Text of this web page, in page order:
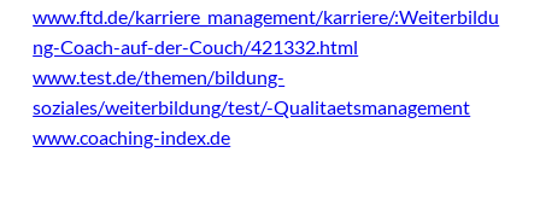
www.ftd.de/karriere_management/karriere/:Weiterbildu
ng-Coach-auf-der-Couch/421332.html
www.test.de/themen/bildung-
soziales/weiterbildung/test/-Qualitaetsmanagement
www.coaching-index.de